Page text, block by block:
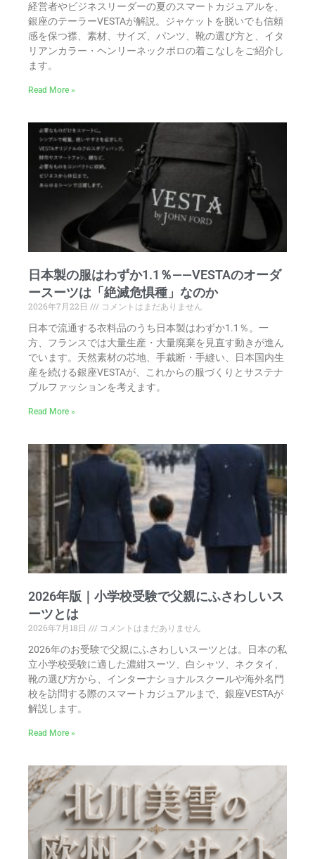
経営者やビジネスリーダーの夏のスマートカジュアルを、
銀座のテーラーVESTAが解説。ジャケットを脱いでも信頼
感を保つ襟、素材、サイズ、パンツ、靴の選び方と、イタ
リアンカラー・ヘンリーネックポロの着こなしをご紹介し
ます。
Read More »
日本製の服はわずか1.1％——VESTAのオーダ
ースーツは「絶滅危惧種」なのか
2026年7月22日
コメントはまだありません
日本で流通する衣料品のうち日本製はわずか1.1％。一
方、フランスでは大量生産・大量廃棄を見直す動きが進ん
でいます。天然素材の芯地、手裁断・手縫い、日本国内生
産を続ける銀座VESTAが、これからの服づくりとサステナ
ブルファッションを考えます。
Read More »
2026年版｜小学校受験で父親にふさわしいス
ーツとは
2026年7月18日
コメントはまだありません
2026年のお受験で父親にふさわしいスーツとは。日本の私
立小学校受験に適した濃紺スーツ、白シャツ、ネクタイ、
靴の選び方から、インターナショナルスクールや海外名門
校を訪問する際のスマートカジュアルまで、銀座VESTAが
解説します。
Read More »